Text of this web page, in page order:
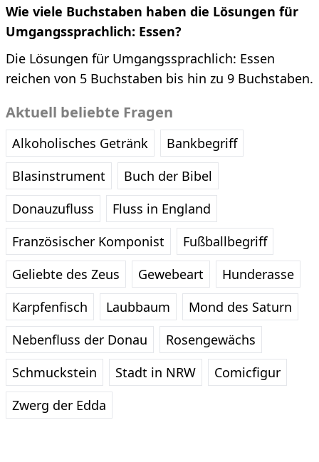
Wie viele Buchstaben haben die Lösungen für
Umgangssprachlich: Essen?
Die Lösungen für Umgangssprachlich: Essen
reichen von 5 Buchstaben bis hin zu 9 Buchstaben.
Aktuell beliebte Fragen
Alkoholisches Getränk
Bankbegriff
Blasinstrument
Buch der Bibel
Donauzufluss
Fluss in England
Französischer Komponist
Fußballbegriff
Geliebte des Zeus
Gewebeart
Hunderasse
Karpfenfisch
Laubbaum
Mond des Saturn
Nebenfluss der Donau
Rosengewächs
Schmuckstein
Stadt in NRW
Comicfigur
Zwerg der Edda